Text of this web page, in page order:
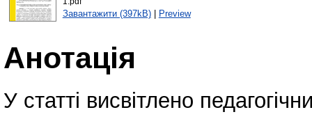
Завантажити (397kB)| Preview
Анотація
У статті висвітлено